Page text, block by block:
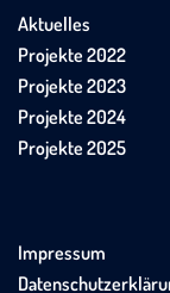
Aktuelles
Projekte 2022
Projekte 2023
Projekte 2024
Projekte 2025
Impressum